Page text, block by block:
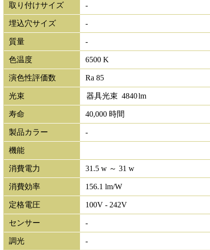
取り付けサイズ -
埋込穴サイズ -
質量 -
色温度 6500 K
演色性評価数 Ra 85
光束 器具光束 4840lm
寿命 40,000 時間
製品カラー -
機能
消費電力 31.5 w ～ 31 w
消費効率 156.1 lm/W
定格電圧 100V - 242V
センサー -
調光 -